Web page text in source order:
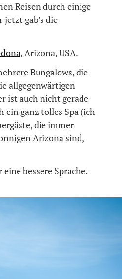
Reisen durch einige
gab’s die
, Arizona, USA.
Bungalows, die
allgegenwärtigen
ist auch nicht gerade
ein ganz tolles Spa (ich
die immer
Arizona sind,
bessere Sprache.